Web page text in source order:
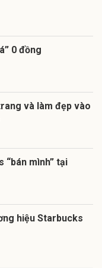
0 đồng
và làm đẹp vào
“bán mình” tại
hiệu Starbucks